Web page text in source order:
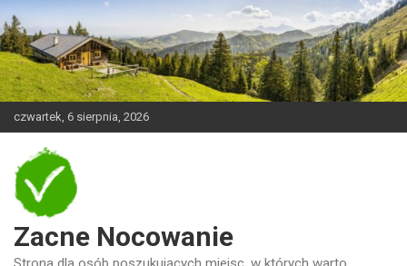
Skip
to
content
czwartek, 6 sierpnia, 2026
Zacne Nocowanie